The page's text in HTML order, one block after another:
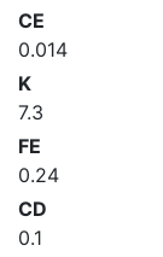
CE
0.014
K
7.3
FE
0.24
CD
0.1